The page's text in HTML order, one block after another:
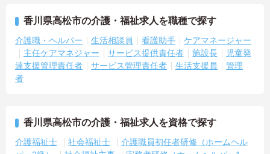
香川県高松市の介護・福祉求人を職種で探す
介護職・ヘルパー 生活相談員 看護助手
ケアマネージャー
主任ケアマネジャー
サービス提供責任者 施設長
児童発
達支援管理責任者
サービス管理責任者 生活支援員
管理
者
香川県高松市の介護・福祉求人を資格で探す
介護福祉士 社会福祉士
介護職員初任者研修（ホームヘル